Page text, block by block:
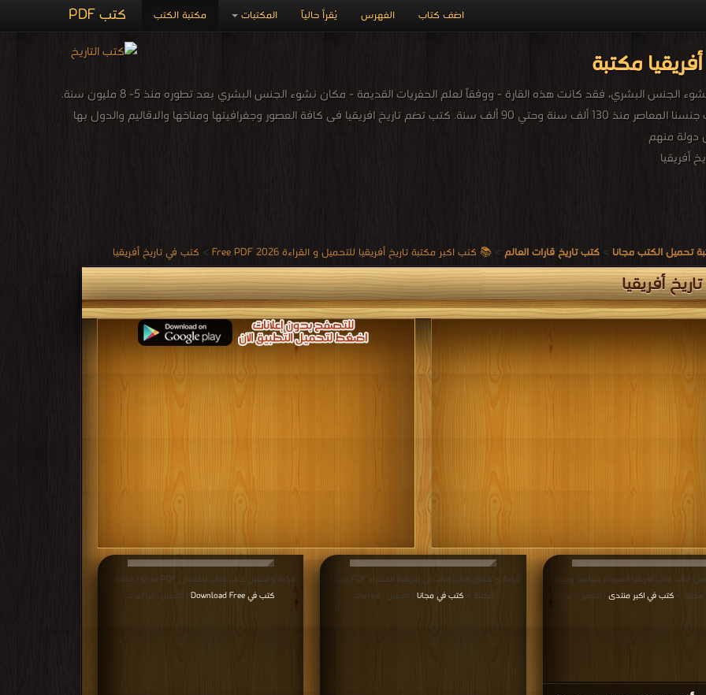
كتب PDF مكتبة الكتب المكتبات يُقرأ حالياً الفهرس اضف كتاب
مكتبة
يبدأ تاريخ أفريقيا بنشوء الجنس البشري، فقد كانت هذه القارة - ووفقاً لعلم الحفريات القديمة - مكان نشوء الجنس البشري بعد تطوره منذ 5- 8 مليون سنة.
وظهر البشر أسلاف جنسنا المعاصر منذ 130 ألف سنة وحتي 90 ألف سنة. كتب تضم تاريخ افريقيا فى كافة العصور وجغرافيتها ومناخها والاقاليم والدول بها
دولة منهم
أفريقيا
تحميل الكتب مجانا > كتب تاريخ قارات العالم > 📚 كتب اكبر مكتبة تاريخ أفريقيا للتحميل و القراءة 2026 Free PDF > كتب في تاريخ أفريقيا
أفريقيا
قراءة و تحميل كتاب كتاب باكستان PDF مجانا | مكتبة >
كتب في Download Free
| التحميل : مرة/مرات
قراءة و تحميل كتاب كتاب في إفريقية الخضراء PDF مجانا |
مكتبة >كتب في مجانا | التحميل : مرة/مرات
كتاب كتاب أفريقيا السوداء سياسة وحضارة
كتب في اكبر منتدى
| التحميل : مرة/مرات